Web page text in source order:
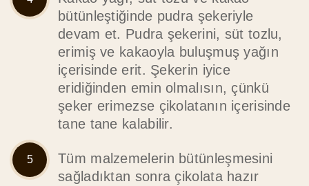
bütünleştiğinde pudra şekeriyle
devam et. Pudra şekerini, süt tozlu,
erimiş ve kakaoyla buluşmuş yağın
içerisinde erit. Şekerin iyice
eridiğinden emin olmalısın, çünkü
şeker erimezse çikolatanın içerisinde
tane tane kalabilir.
Tüm malzemelerin bütünleşmesini
sağladıktan sonra çikolata hazır